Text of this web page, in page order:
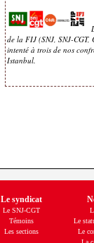
de la FIJ (SNJ, SNJ-CGT,
intenté à trois de nos
Istanbul.
Le syndicat
Le SNJ-CGT
Témoins
Les sections
Le
Le